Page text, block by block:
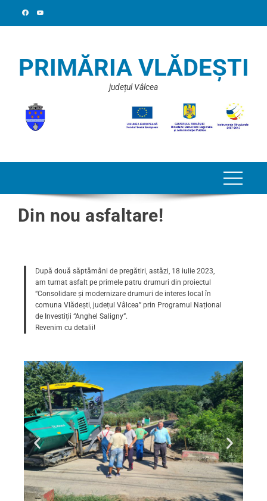
PRIMĂRIA VLĂDEȘTI
județul Vâlcea
Din nou asfaltare!
După două săptămâni de pregătiri, astăzi, 18 iulie 2023,
am turnat asfalt pe primele patru drumuri din proiectul
“Consolidare și modernizare drumuri de interes local în
comuna Vlădeşti, județul Vâlcea” prin Programul Național
de Investiții “Anghel Saligny”.
Revenim cu detalii!